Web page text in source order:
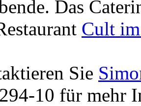
Das
Cult
Sie
10 für mehr